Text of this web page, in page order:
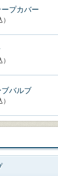
プカバー
バルブ